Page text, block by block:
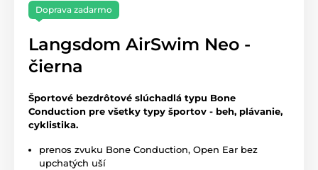
Doprava zadarmo
Langsdom AirSwim Neo -
čierna
Športové bezdrôtové slúchadlá typu Bone
Conduction pre všetky typy športov - beh, plávanie,
cyklistika.
prenos zvuku Bone Conduction, Open Ear bez
upchatých uší